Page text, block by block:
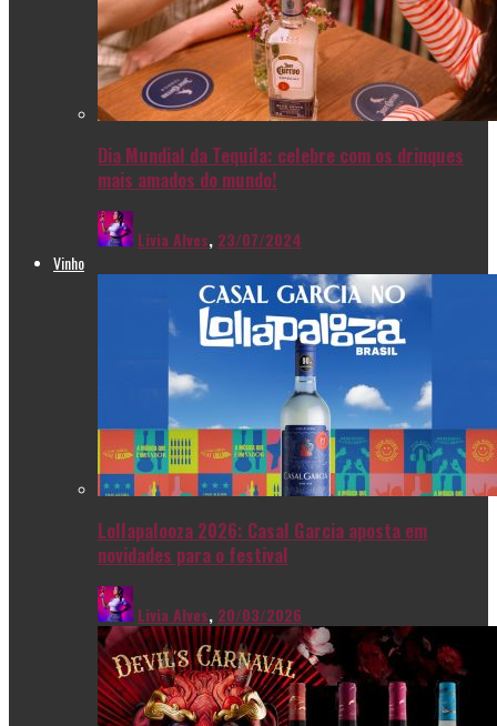
Dia Mundial da Tequila: celebre com os drinques
mais amados do mundo!
Livia Alves, 23/07/2024
Vinho
Lollapalooza 2026: Casal Garcia aposta em
novidades para o festival
Livia Alves, 20/03/2026